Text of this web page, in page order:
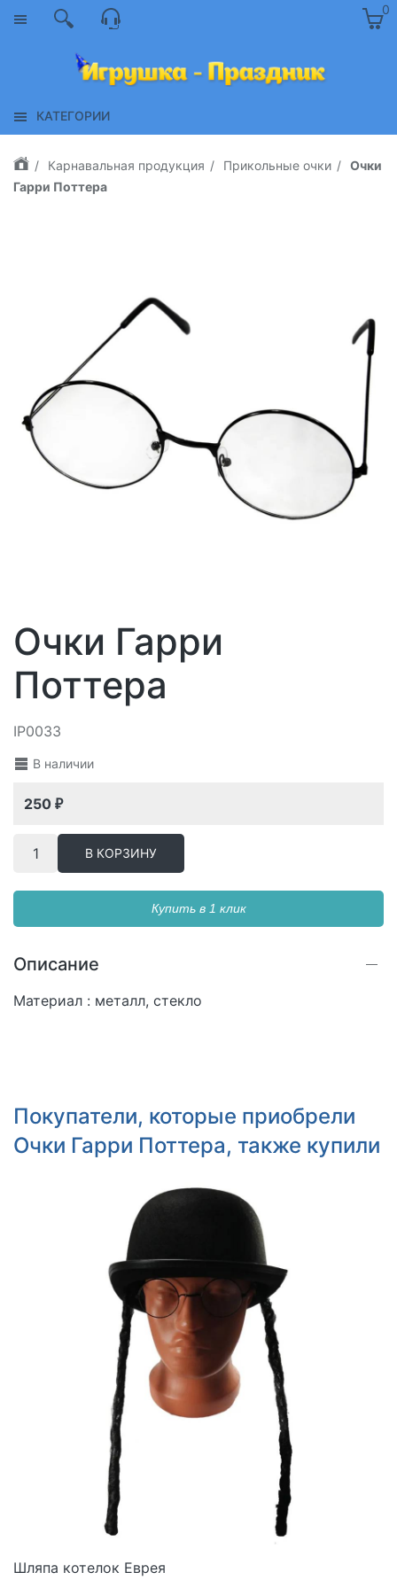
0
КАТЕГОРИИ
Карнавальная продукция Прикольные очки
Очки
Гарри Поттера
Очки Гарри
Поттера
IP0033
В наличии
250 ₽
В КОРЗИНУ
Купить в 1 клик
Описание
Материал : металл, стекло
Покупатели, которые приобрели
Очки Гарри Поттера, также купили
Шляпа котелок Еврея